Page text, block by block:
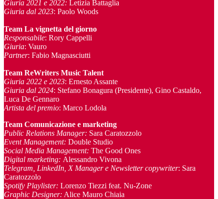
Giuria 2021 e 2022: Letizia Battaglia
Giuria dal 2023: Paolo Woods
Team La vignetta del giorno
Responsabile: Rory Cappelli
Giuria: Vauro
Partner: Fabio Magnasciutti
Team ReWriters Music Talent
Giuria 2022 e 2023: Ernesto Assante
Giuria dal 2024: Stefano Bonagura (Presidente), Gino Castaldo,
Luca De Gennaro
Artista del premio: Marco Lodola
Team Comunicazione e marketing
Public Relations Manager: Sara Caratozzolo
Event Management: Double Studio
Social Media Management: The Good Ones
Digital marketing: Alessandro Vivona
Telegram, LinkedIn, X Manager e Newsletter copywriter: Sara
Caratozzolo
Spotify Playlister: Lorenzo Tiezzi feat. Nu-Zone
Graphic Designer: Alice Mauro Chiaia